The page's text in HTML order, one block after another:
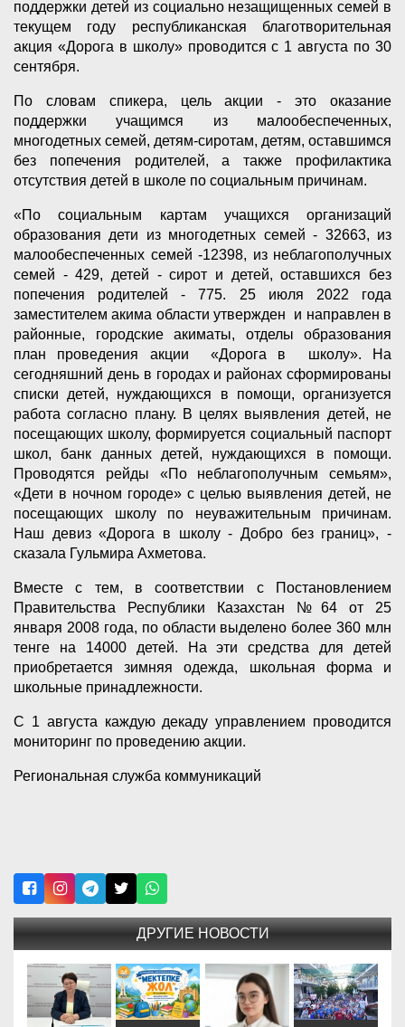
поддержки детей из социально незащищенных семей в
текущем году республиканская благотворительная
акция «Дорога в школу» проводится с 1 августа по 30
сентября.
По словам спикера, цель акции - это оказание
поддержки учащимся из малообеспеченных,
многодетных семей, детям-сиротам, детям, оставшимся
без попечения родителей, а также профилактика
отсутствия детей в школе по социальным причинам.
«По социальным картам учащихся организаций
образования дети из многодетных семей - 32663, из
малообеспеченных семей -12398, из неблагополучных
семей - 429, детей - сирот и детей, оставшихся без
попечения родителей - 775. 25 июля 2022 года
заместителем акима области утвержден и направлен в
районные, городские акиматы, отделы образования
план проведения акции «Дорога в школу». На
сегодняшний день в городах и районах сформированы
списки детей, нуждающихся в помощи, организуется
работа согласно плану. В целях выявления детей, не
посещающих школу, формируется социальный паспорт
школ, банк данных детей, нуждающихся в помощи.
Проводятся рейды «По неблагополучным семьям»,
«Дети в ночном городе» с целью выявления детей, не
посещающих школу по неуважительным причинам.
Наш девиз «Дорога в школу - Добро без границ», -
сказала Гульмира Ахметова.
Вместе с тем, в соответствии с Постановлением
Правительства Республики Казахстан №64 от 25
января 2008 года, по области выделено более 360 млн
тенге на 14000 детей. На эти средства для детей
приобретается зимняя одежда, школьная форма и
школьные принадлежности.
С 1 августа каждую декаду управлением проводится
мониторинг по проведению акции.
Региональная служба коммуникаций
ДРУГИЕ НОВОСТИ